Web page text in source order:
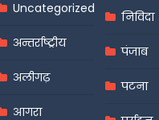
Uncategorized
अन्तर्राष्ट्रीय
अलीगढ़
आगरा
निविदा
पंजाब
पटना